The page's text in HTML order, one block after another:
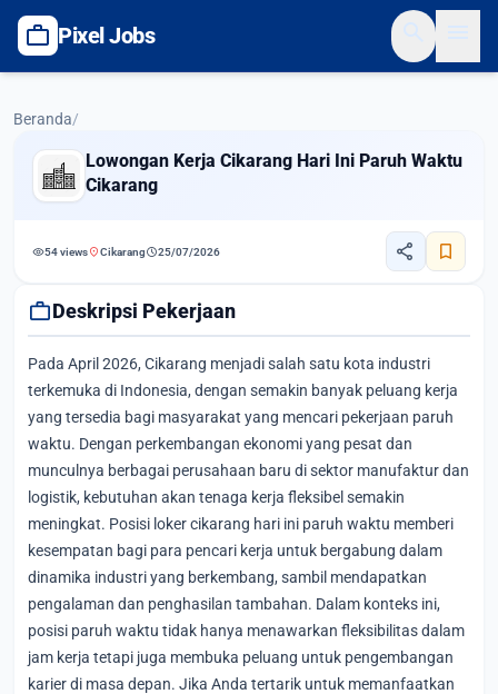
work Pixel Jobs
Beranda/
Lowongan Kerja Cikarang Hari Ini Paruh Waktu
Cikarang
visibility54 viewslocation_onCikarangschedule25/07/2026 share bookmark
workDeskripsi Pekerjaan
Pada April 2026, Cikarang menjadi salah satu kota industri
terkemuka di Indonesia, dengan semakin banyak peluang kerja
yang tersedia bagi masyarakat yang mencari pekerjaan paruh
waktu. Dengan perkembangan ekonomi yang pesat dan
munculnya berbagai perusahaan baru di sektor manufaktur dan
logistik, kebutuhan akan tenaga kerja fleksibel semakin
meningkat. Posisi loker cikarang hari ini paruh waktu memberi
kesempatan bagi para pencari kerja untuk bergabung dalam
dinamika industri yang berkembang, sambil mendapatkan
pengalaman dan penghasilan tambahan. Dalam konteks ini,
posisi paruh waktu tidak hanya menawarkan fleksibilitas dalam
jam kerja tetapi juga membuka peluang untuk pengembangan
karier di masa depan. Jika Anda tertarik untuk memanfaatkan